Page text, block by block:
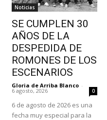
Noticias
SE CUMPLEN 30
AÑOS DE LA
DESPEDIDA DE
ROMONES DE LOS
ESCENARIOS
Gloria de Arriba Blanco -
6 agosto, 2026 0
6 de agosto de 2026 es una
fecha muy especial para la